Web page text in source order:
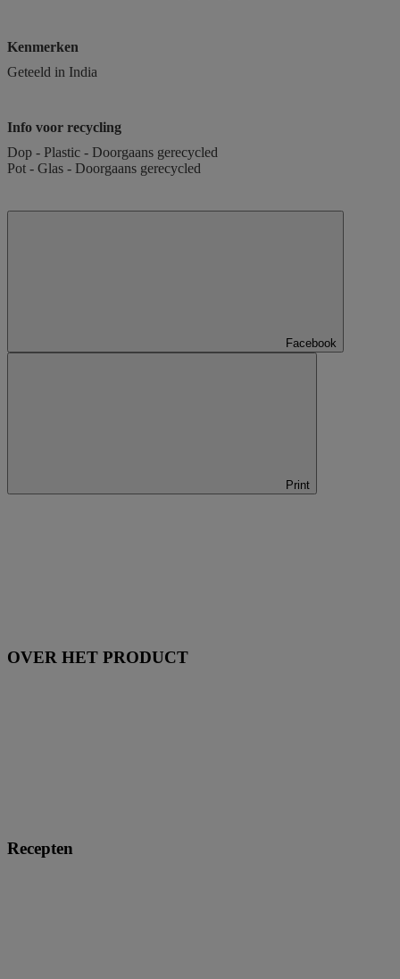
Kenmerken
Geteeld in India
Info voor recycling
Dop - Plastic - Doorgaans gerecycled
Pot - Glas - Doorgaans gerecycled
Facebook
Print
OVER HET PRODUCT
Recepten